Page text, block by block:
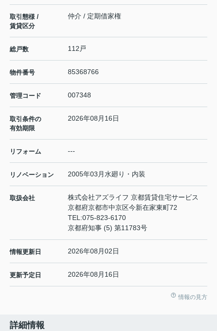
取引態様 /
賃貸区分
仲介 / 定期借家権
総戸数 112戸
物件番号 85368766
管理コード 007348
取引条件の
有効期限
2026年08月16日
リフォーム ---
リノベーション 2005年03月水廻り・内装
取扱会社
株式会社アズライフ 京都賃貸住宅サービス
京都府京都市中京区今新在家東町72
TEL:075-823-6170
京都府知事 (5) 第11783号
情報更新日 2026年08月02日
更新予定日 2026年08月16日
情報の見方
詳細情報